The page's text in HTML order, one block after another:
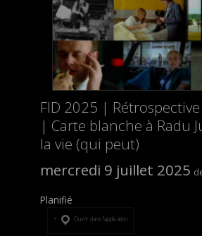
FID 2025 | Rétrospective
| Carte blanche à Radu
la vie (qui peut)
mercredi 9 juillet 2025
Planifié
Ouvrir dans l’application